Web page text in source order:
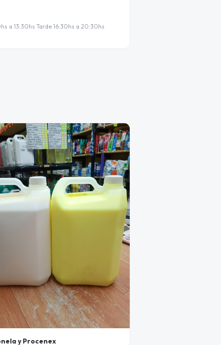
a 13:30hs Tarde 16:30hs a 20:30hs
y Procenex